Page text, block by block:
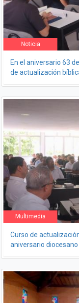
Noticia
En el aniversario 63
de actualización
Multimedia
Curso de
aniversario diocesano